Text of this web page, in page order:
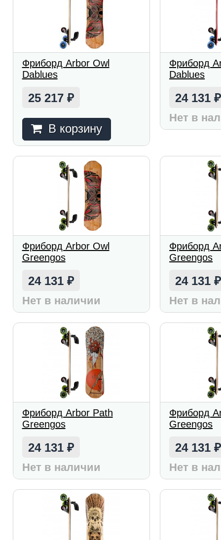
Фриборд Arbor Owl
Dablues
25 217 ₽
В корзину
Фриборд
Dablues
24 131₽
Нет в
Фриборд Arbor Owl
Greengos
24 131 ₽
Нет в наличии
Фриборд
Greengos
24 131₽
Нет в
Фриборд Arbor Path
Greengos
24 131 ₽
Нет в наличии
Фриборд
Greengos
24 131₽
Нет в